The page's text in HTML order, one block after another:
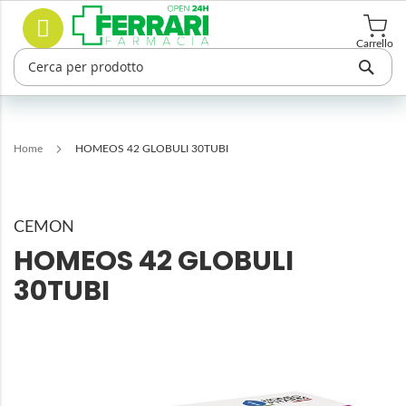
Salta
contenuto
Carrello
Cerca
Home HOMEOS 42 GLOBULI 30TUBI
CEMON
HOMEOS 42 GLOBULI
30TUBI